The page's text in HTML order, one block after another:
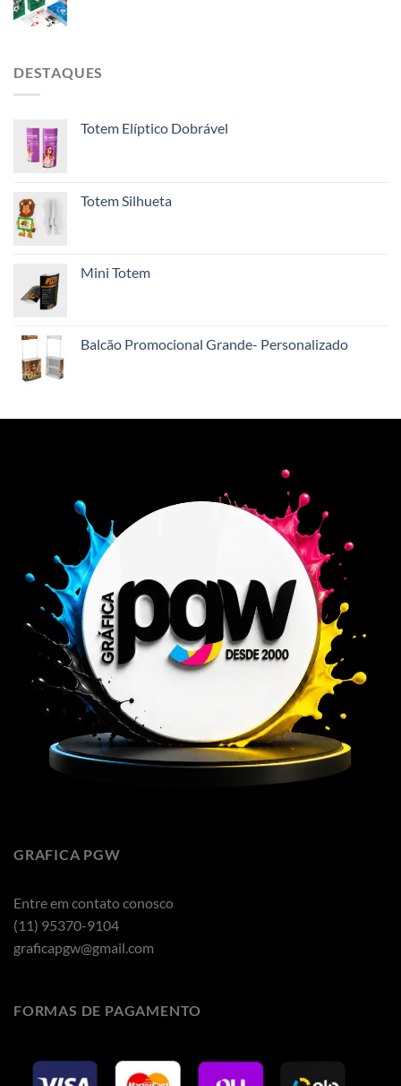
DESTAQUES
Totem Elíptico Dobrável
Totem Silhueta
Mini Totem
Balcão Promocional Grande- Personalizado
GRAFICA PGW
Entre em contato conosco
(11) 95370-9104
graficapgw@gmail.com
FORMAS DE PAGAMENTO